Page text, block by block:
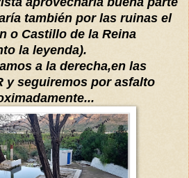
también por las ruinas el
o Castillo de la Reina
la leyenda).
a la derecha,en las
y seguiremos por asfalto